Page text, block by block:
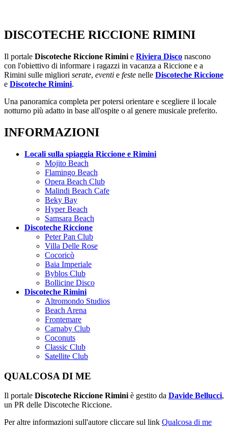
DISCOTECHE RICCIONE RIMINI
Il portale Discoteche Riccione Rimini e Riviera Disco nascono
con l'obiettivo di informare i ragazzi in vacanza a Riccione e a
Rimini sulle migliori serate, eventi e feste nelle Discoteche Riccione
e Discoteche Rimini.
Una panoramica completa per potersi orientare e scegliere il locale
notturno più adatto in base all'ospite o al genere musicale preferito.
INFORMAZIONI
Locali sulla spiaggia Riccione e Rimini
Mojito Beach
Flamingo Beach
Opera Beach Club
Malindi Beach Cafe
Beky Bay
Hyper Beach
Samsara Beach
Discoteche Riccione
Peter Pan Club
Villa Delle Rose
Cocoricò
Baia Imperiale
Byblos Club
Bollicine Disco
Discoteche Rimini
Altromondo Studios
Beach Arena
Frontemare
Carnaby Club
Coconuts
Classic Club
Satellite Club
QUALCOSA DI ME
Il portale Discoteche Riccione Rimini è gestito da Davide Bellucci,
un PR delle Discoteche Riccione.
Per altre informazioni sull'autore cliccare sul link Qualcosa di me